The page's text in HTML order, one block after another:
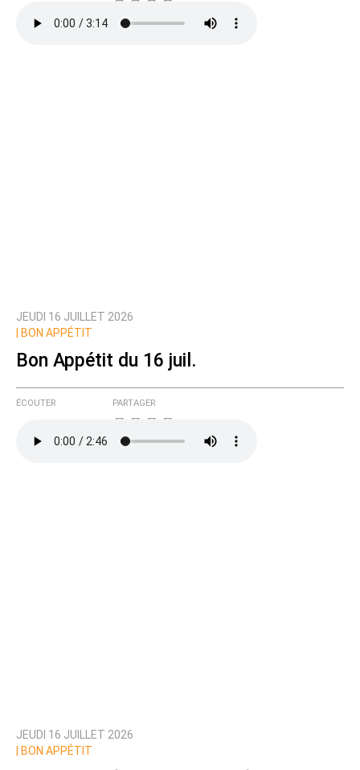
Prévenez-moi de tous les nouveaux commentaires
JEUDI 16 JUILLET 2026
BON APPÉTIT
Bon Appétit du 16 juil.
ÉCOUTER PARTAGER
JEUDI 16 JUILLET 2026
BON APPÉTIT